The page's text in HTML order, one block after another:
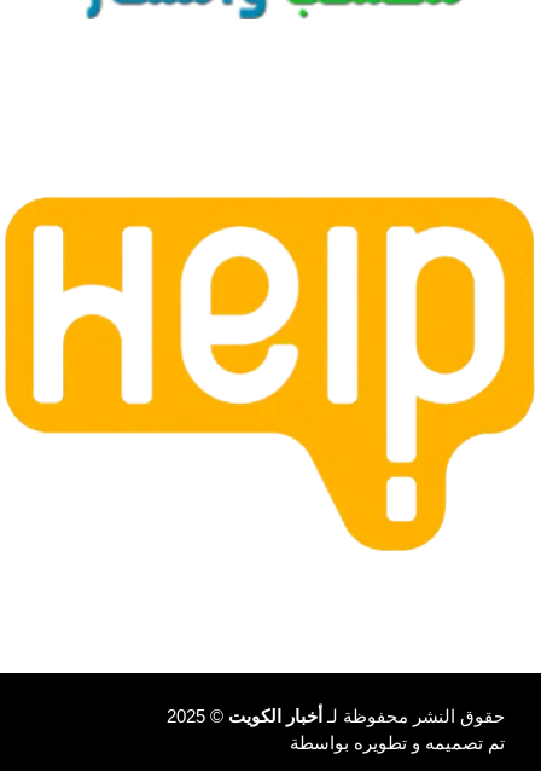
حقوق النشر محفوظة لـ أخبار الكويت © 2025
تم تصميمه و تطويره بواسطة